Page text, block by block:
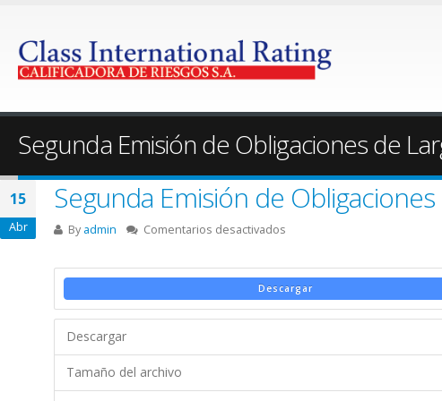
Segunda Emisión de Obligaciones de
15
Abr
Segunda Emisión de Obligaciones
By admin Comentarios desactivados
Emisión
de
Obligaciones
Descargar
Descargar
Tamaño del archivo